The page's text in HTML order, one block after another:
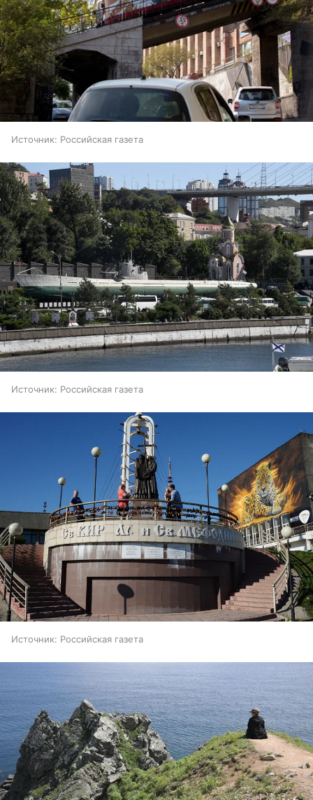
Источник: Российская газета
Источник: Российская газета
Источник: Российская газета